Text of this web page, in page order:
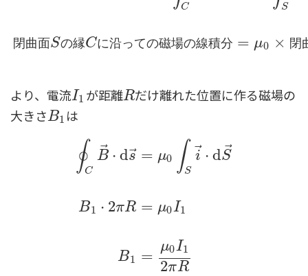
C
閉曲面Sの縁Cに沿っての磁場の線積分 =
S
μ0 × 閉
閉曲面 に沿って
より、電流I1
I1 が距離R
R だけ離れた位置に作る磁場の
大きさB1
B1 は
∮C
B⃗ ⋅ ds
B1 ⋅ 2πR
B1
=
=
=
μ0 ∫S
i⃗⋅ dS
μ0I1
μ0I1
2πR
∮CB→⋅ds→=μ 0∫S